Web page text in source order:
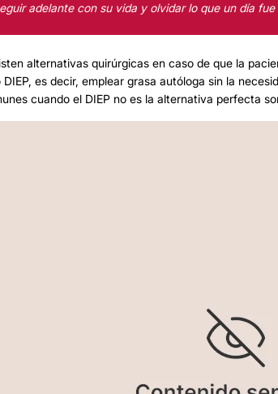
adelante con su vida y olvidar lo que un día
alternativas quirúrgicas en caso de que la
es decir, emplear grasa autóloga sin la
cuando el DIEP no es la alternativa perfecta